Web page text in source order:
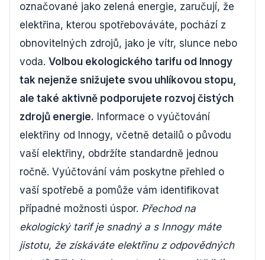
označované jako zelená energie, zaručují, že
elektřina, kterou spotřebováváte, pochází z
obnovitelných zdrojů, jako je vítr, slunce nebo
voda. Volbou ekologického tarifu od Innogy
tak nejenže snižujete svou uhlíkovou stopu,
ale také aktivně podporujete rozvoj čistých
zdrojů energie. Informace o vyúčtování
elektřiny od Innogy, včetně detailů o původu
vaší elektřiny, obdržíte standardně jednou
ročně. Vyúčtování vám poskytne přehled o
vaší spotřebě a pomůže vám identifikovat
případné možnosti úspor. Přechod na
ekologický tarif je snadný a s Innogy máte
jistotu, že získáváte elektřinu z odpovědných